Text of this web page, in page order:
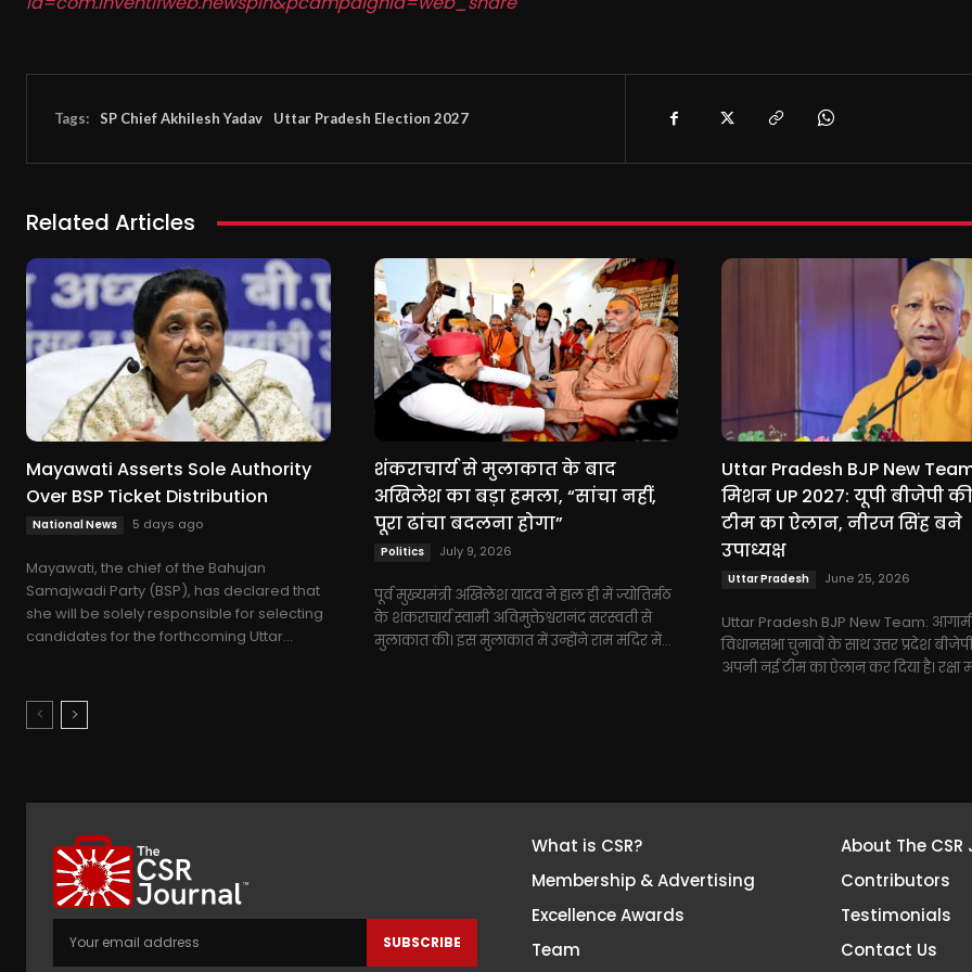
Tags: SP Chief Akhilesh Yadav Uttar Pradesh Election 2027
Related Articles
Mayawati Asserts Sole Authority
Over BSP Ticket Distribution
National News 5 days ago
Mayawati, the chief of the Bahujan
Samajwadi Party (BSP), has declared that
she will be solely responsible for selecting
candidates for the forthcoming Uttar...
शंकराचार्य से मुलाकात के बाद
अखिलेश का बड़ा हमला, “सांचा नहीं,
पूरा ढांचा बदलना होगा”
Politics July 9, 2026
पूर्व मुख्यमंत्री अखिलेश यादव ने हाल ही में ज्योतिर्मठ
के शंकराचार्य स्वामी अविमुक्तेश्वरानंद सरस्वती से
मुलाकात की। इस मुलाकात में उन्होंने राम मंदिर में...
Uttar Pradesh BJP New
मिशन UP 2027: यूपी बीजेपी
टीम का ऐलान, नीरज सिंह बने
उपाध्यक्ष
Uttar Pradesh June 25, 2026
Uttar Pradesh BJP New Team:
विधानसभा चुनावों के साथ उत्तर प्रदेश
अपनी नई टीम का ऐलान कर दिया है। रक्षा
SUBSCRIBE
What is CSR?
Membership & Advertising
Excellence Awards
Team
About The
Contributors
Testimonials
Contact Us